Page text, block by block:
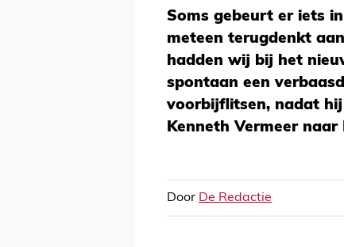
Soms gebeurt er iets
meteen terugdenkt
hadden wij bij het
spontaan een
voorbijflitsen, nadat
Kenneth Vermeer naar
Door De Redactie